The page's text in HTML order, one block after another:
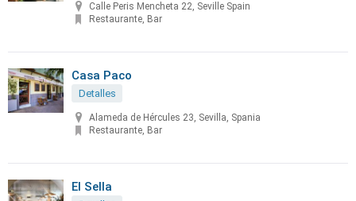
Calle Peris Mencheta 22, Seville Spain
Restaurante, Bar
Casa Paco
Detalles
Alameda de Hércules 23, Sevilla, Spania
Restaurante, Bar
El Sella